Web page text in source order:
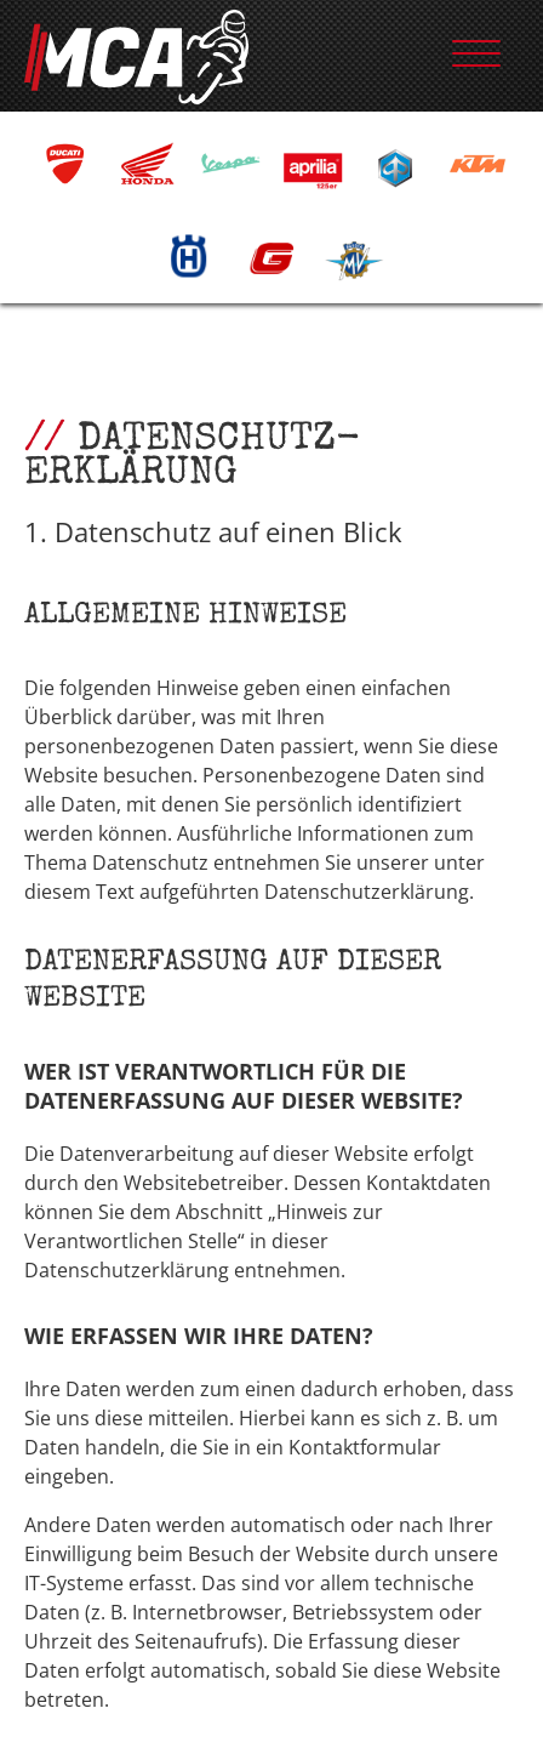
DATENSCHUTZ­
ERKLÄRUNG
1. Datenschutz auf einen Blick
ALLGEMEINE HINWEISE
Die folgenden Hinweise geben einen einfachen
Überblick darüber, was mit Ihren
personenbezogenen Daten passiert, wenn Sie diese
Website besuchen. Personenbezogene Daten sind
alle Daten, mit denen Sie persönlich identifiziert
werden können. Ausführliche Informationen zum
Thema Datenschutz entnehmen Sie unserer unter
diesem Text aufgeführten Datenschutzerklärung.
DATENERFASSUNG AUF DIESER
WEBSITE
WER IST VERANTWORTLICH FÜR DIE
DATENERFASSUNG AUF DIESER WEBSITE?
Die Datenverarbeitung auf dieser Website erfolgt
durch den Websitebetreiber. Dessen Kontaktdaten
können Sie dem Abschnitt „Hinweis zur
Verantwortlichen Stelle“ in dieser
Datenschutzerklärung entnehmen.
WIE ERFASSEN WIR IHRE DATEN?
Ihre Daten werden zum einen dadurch erhoben, dass
Sie uns diese mitteilen. Hierbei kann es sich z. B. um
Daten handeln, die Sie in ein Kontaktformular
eingeben.
Andere Daten werden automatisch oder nach Ihrer
Einwilligung beim Besuch der Website durch unsere
IT-Systeme erfasst. Das sind vor allem technische
Daten (z. B. Internetbrowser, Betriebssystem oder
Uhrzeit des Seitenaufrufs). Die Erfassung dieser
Daten erfolgt automatisch, sobald Sie diese Website
betreten.